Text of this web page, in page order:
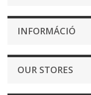
INFORMÁCIÓ
OUR STORES